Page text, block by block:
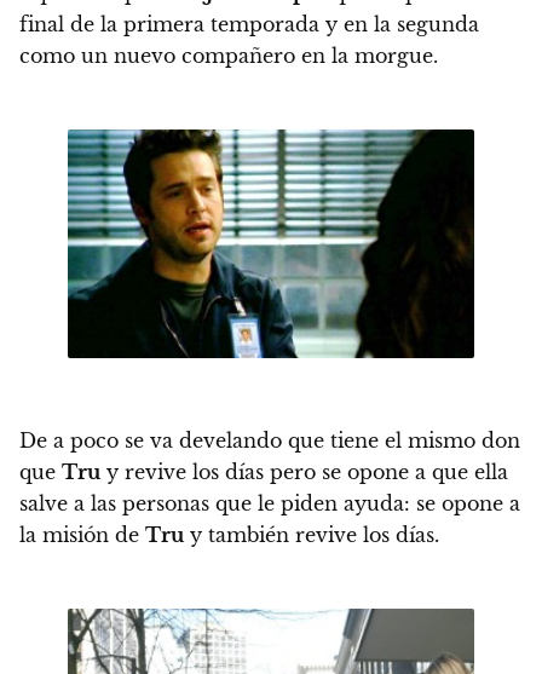
final de la primera temporada y en la segunda
como un nuevo compañero en la morgue.
De a poco se va develando que tiene el mismo don
que Truy revive los días pero se opone a que ella
salve a las personas que le piden ayuda: se opone a
la misión de Truy también revive los días.